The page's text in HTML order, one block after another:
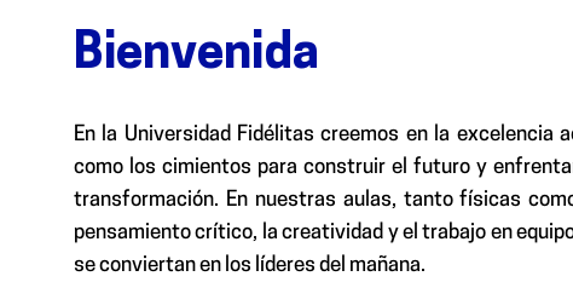
Bienvenida
En la Universidad Fidélitas creemos en la excelencia
como los cimientos para construir el futuro y
transformación. En nuestras aulas, tanto físicas
pensamiento crítico, la creatividad y el trabajo en
se conviertan en los líderes del mañana.